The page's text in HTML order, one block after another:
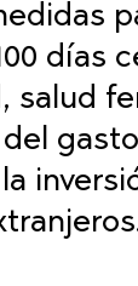
días
salud